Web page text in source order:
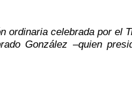
ordinaria celebrada por el
González –quien